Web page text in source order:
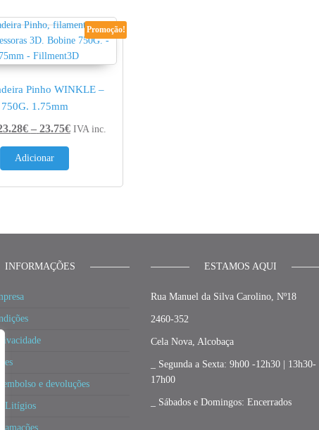
Promoção!
Pinho WINKLE –
750G. 1.75mm
€ – 23.75€Price range: 23.28€ through 23.75€
IVA inc.
Adicionar
INFORMAÇÕES
e devoluções
Litígios
ESTAMOS AQUI
Rua Manuel da Silva Carolino, Nº18
2460-352
Cela Nova, Alcobaça
_ Segunda a Sexta: 9h00 -12h30 | 13h30-
17h00
_ Sábados e Domingos: Encerrados